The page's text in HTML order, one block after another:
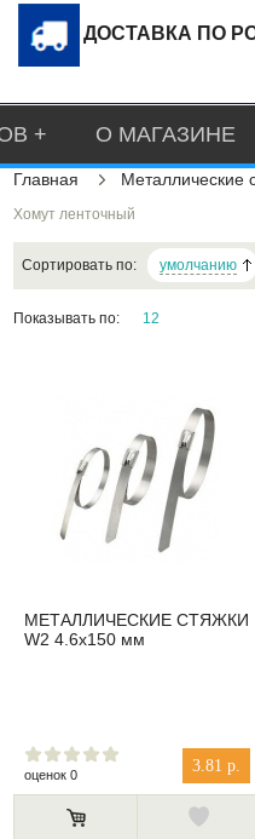
ДОСТАВКА ПО
О МАГАЗИНЕ
Главная Металлические
Хомут ленточный
Сортировать по: умолчанию
Показывать по: 12
МЕТАЛЛИЧЕСКИЕ СТЯЖКИ
W2 4.6x150 мм
3.81 р.
оценок 0